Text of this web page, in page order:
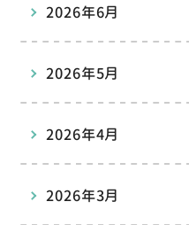
2026年6月
2026年5月
2026年4月
2026年3月